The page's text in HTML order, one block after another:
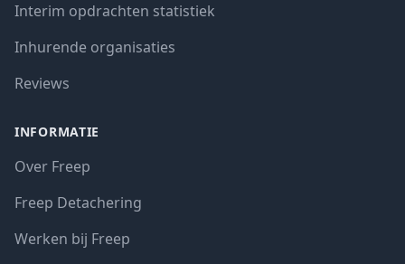
Interim opdrachten statistiek
Inhurende organisaties
Reviews
INFORMATIE
Over Freep
Freep Detachering
Werken bij Freep